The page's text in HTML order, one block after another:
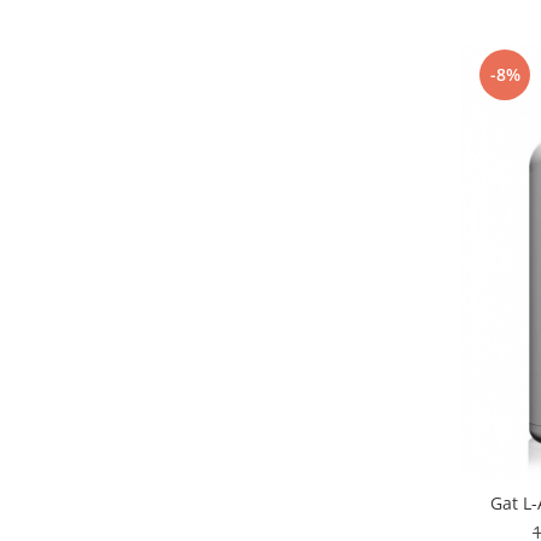
-8%
Gat